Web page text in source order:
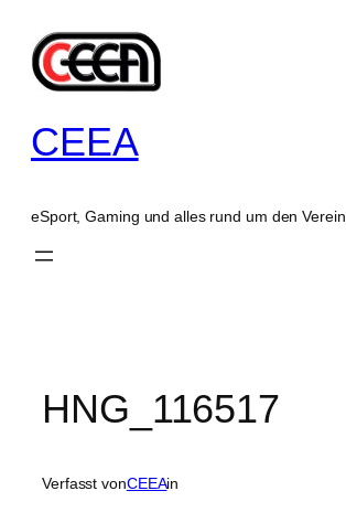
Inhalt
springen
CEEA
eSport, Gaming und alles rund um den Verein
HNG_116517
Verfasst vonCEEAin